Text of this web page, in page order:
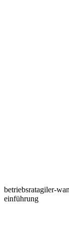
betriebsratagiler-
einführung